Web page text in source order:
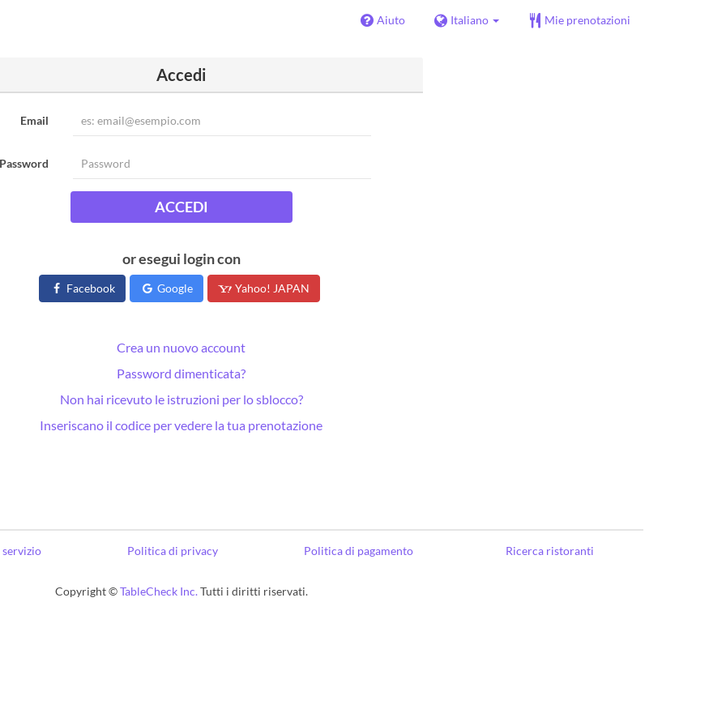
Aiuto Italiano Mie prenotazioni
Accedi
Email
Password
ACCEDI
or esegui login con
Facebook Google Yahoo! JAPAN
Crea un nuovo account
Password dimenticata?
Non hai ricevuto le istruzioni per lo sblocco?
Inseriscano il codice per vedere la tua prenotazione
Politica di privacy Politica di pagamento Ricerca ristoranti
Copyright ©TableCheck Inc.Tutti i diritti riservati.